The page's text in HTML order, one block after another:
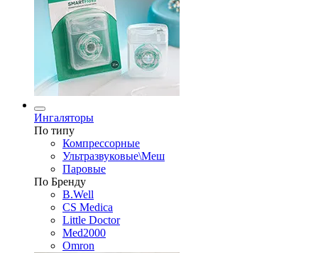
Ингаляторы
По типу
Компрессорные
Ультразвуковые\Меш
Паровые
По Бренду
B.Well
CS Medica
Little Doctor
Med2000
Omron